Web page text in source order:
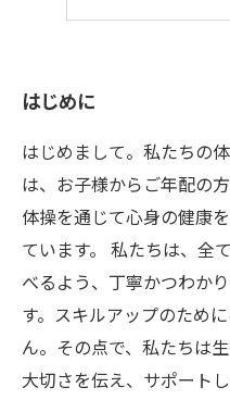
はじめに
はじめまして。私たちの
は、お子様からご年配の
体操を通じて心身の健康
ています。 私たちは、全
べるよう、丁寧かつわか
す。スキルアップのため
ん。その点で、私たちは
大切さを伝え、サポート